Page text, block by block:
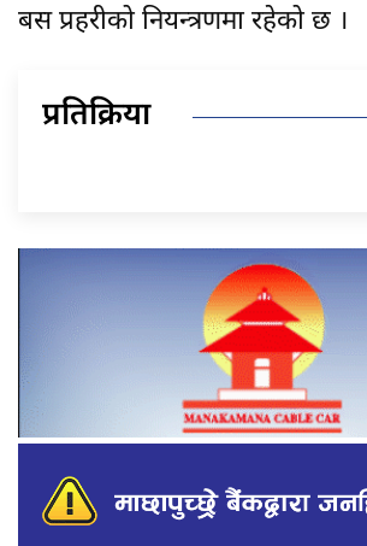
बस प्रहरीको नियन्त्रणमा रहेको छ ।
प्रतिक्रिया